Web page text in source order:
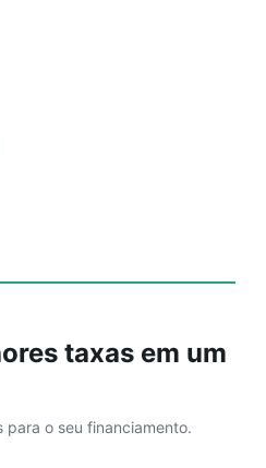
taxas em um
para o seu financiamento.